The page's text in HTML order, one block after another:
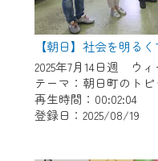
【朝日】社会を明る
2025年7月14日週 ウ
テーマ：朝日町のトピ
再生時間：00:02:04
登録日：2025/08/19
ご視聴いただけま
＜メンテナンス情
CCNetWebTVのリ
ンテナンス作業を